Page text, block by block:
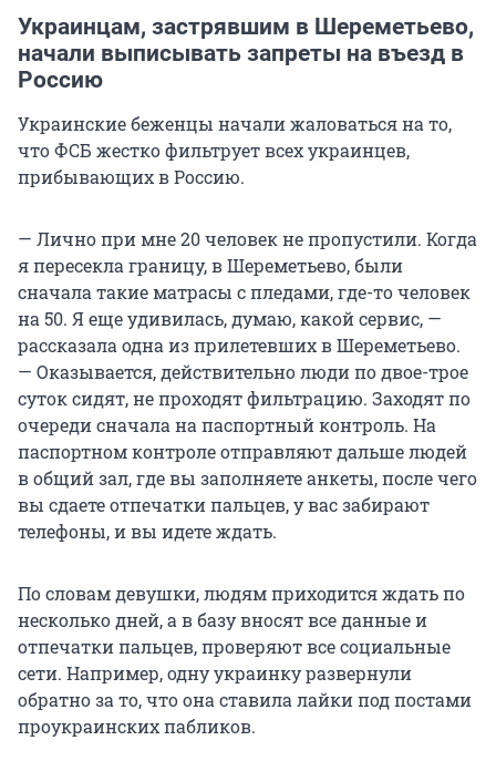
Украинцам, застрявшим в Шереметьево,
начали выписывать запреты на въезд в
Россию
Украинские беженцы начали жаловаться на то,
что ФСБ жестко фильтрует всех украинцев,
прибывающих в Россию.
— Лично при мне 20 человек не пропустили. Когда
я пересекла границу, в Шереметьево, были
сначала такие матрасы с пледами, где-то человек
на 50. Я еще удивилась, думаю, какой сервис, —
рассказала одна из прилетевших в Шереметьево.
— Оказывается, действительно люди по двое-трое
суток сидят, не проходят фильтрацию. Заходят по
очереди сначала на паспортный контроль. На
паспортном контроле отправляют дальше людей
в общий зал, где вы заполняете анкеты, после чего
вы сдаете отпечатки пальцев, у вас забирают
телефоны, и вы идете ждать.
По словам девушки, людям приходится ждать по
несколько дней, а в базу вносят все данные и
отпечатки пальцев, проверяют все социальные
сети. Например, одну украинку развернули
обратно за то, что она ставила лайки под постами
проукраинских пабликов.